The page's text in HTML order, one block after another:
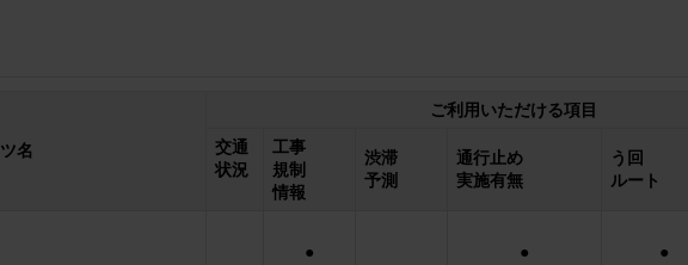
名
ご利用いただける項目
交通
状況
工事
規制
情報
渋滞
予測
通行止め
実施有無
う回
ルート
● ● ●